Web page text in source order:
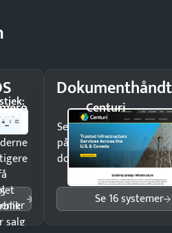
kr
salg
Centuri
Send kontrakter til
på minutter og mist
dokumenter.
Se 16 systemer